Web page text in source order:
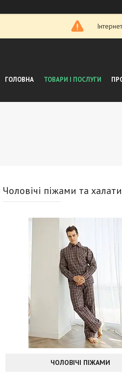
ГОЛОВНА ТОВАРИ І ПОСЛУГИ
Чоловічі піжами та халати
ЧОЛОВІЧІ ПІЖАМИ